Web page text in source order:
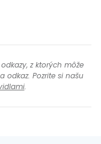
z ktorých môže
odkaz. Pozrite si našu
.